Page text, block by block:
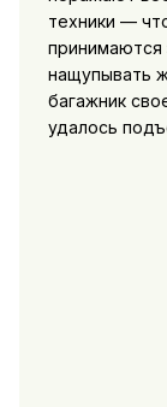
техники —
принимаются
нащупывать
багажник
удалось